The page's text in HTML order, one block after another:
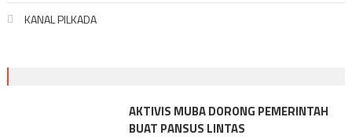
KANAL PILKADA
AKTIVIS MUBA DORONG PEMERINTAH
BUAT PANSUS LINTAS